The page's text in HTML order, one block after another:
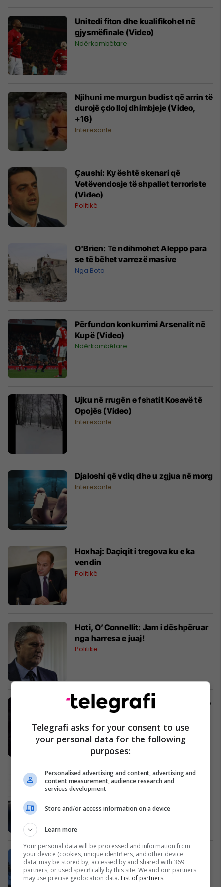
Unitedi fiton dhe kualifikohet në
gjysmëfinale (Video)
Ndërkombëtare
Njihuni me murgun budist që arrin të
durojë çdo lloj dhimbjeje (Video,
+16)
Interesante
Çaushi: Ky është skenari që
Vetëvendosje të shpallet terroriste
(Video)
Politikë
O'Brien: Të ndihmohet Aleppo para
se të bëhet varrezë masive
Nga Bota
Përfundon konkurrimi Arsenalit në
Kupë (Video)
Ndërkombëtare
Ujku në rrugën e fshatit Kosavë të
Opojës (Video)
Interesante
Djaloshi që vdiq dhe u zgjua në morg
Interesante
Hoxhaj: Daçiqit i tregova ku e ka
vendin
Politikë
Hoti, O’Connellit: Jam i dëshpëruar
nga harresa e juaj!
Politikë
Psikologia që po i çmend ndjekësit e
saj (Foto)
Yjet
Kasami: BDI është e mbushur
përplot me gënjeshtra dhe
Politikë
E pabesueshme çfarë fshihet në
këtë hangar (Foto)
Interesante
Telegrafi asks for your consent to use
your personal data for the following
purposes:
Personalised advertising and content, advertising and
content measurement, audience research and
services development
Store and/or access information on a device
Learn more
Your personal data will be processed and information from
your device (cookies, unique identifiers, and other device
data) may be stored by, accessed by and shared with 369
partners, or used specifically by this site. We and our partners
may use precise geolocation data. List of partners.